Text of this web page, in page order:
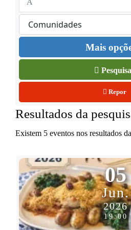
Mais
Repor
Resultados da
Existem 5 eventos nos resultados
05
Jun.
2026
19:00